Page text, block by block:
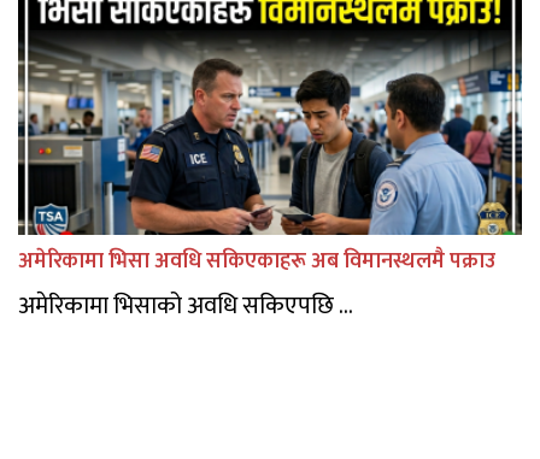
अमेरिकामा भिसा अवधि सकिएकाहरू अब विमानस्थलमै पक्राउ
अमेरिकामा भिसाको अवधि सकिएपछि ...